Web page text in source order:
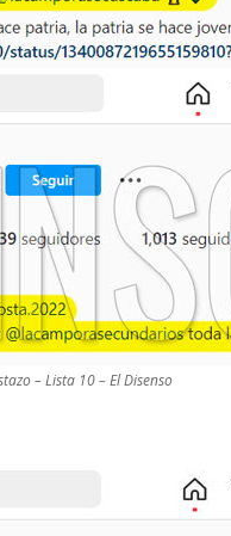
– Lista 10 – El Disenso